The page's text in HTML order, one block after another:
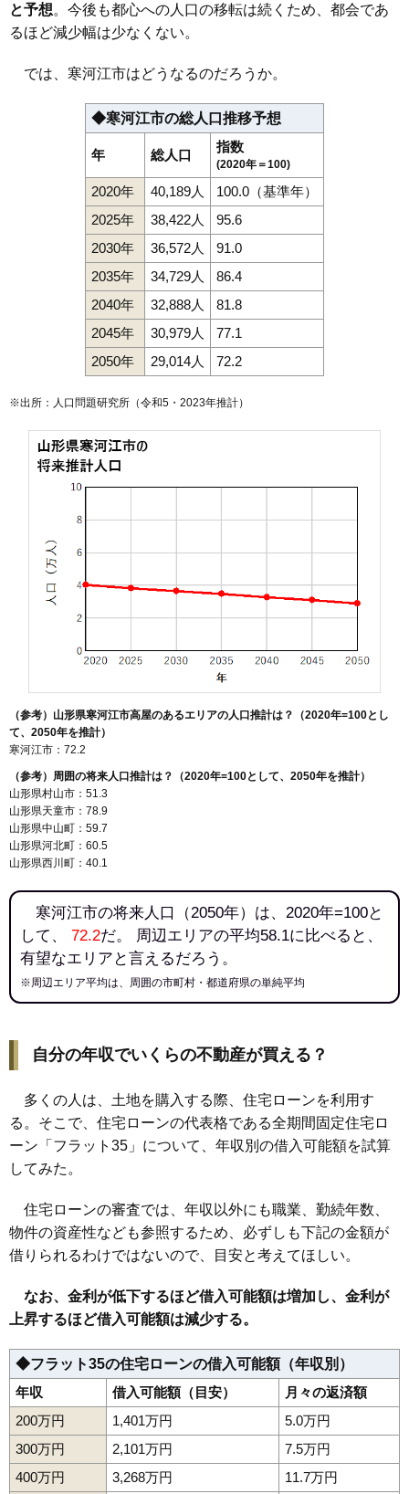
と予想。今後も都心への人口の移転は続くため、都会であ
るほど減少幅は少なくない。
では、寒河江市はどうなるのだろうか。
◆寒河江市の総人口推移予想
年 総人口
指数
(2020年＝100)
2020年 40,189人
100.0（基準年）
2025年
38,422人
95.6
2030年
36,572人
91.0
2035年
34,729人
86.4
2040年
32,888人
81.8
2045年
30,979人
77.1
2050年
29,014人 72.2
※出所：人口問題研究所（令和5・2023年推計）
（参考）山形県寒河江市高屋のあるエリアの人口推計は？（2020年=100とし
て、2050年を推計）
寒河江市：72.2
（参考）周囲の将来人口推計は？（2020年=100として、2050年を推計）
山形県村山市：51.3
山形県天童市：78.9
山形県中山町：59.7
山形県河北町：60.5
山形県西川町：40.1
寒河江市の将来人口（2050年）は、2020年=100と
して、 72.2だ。 周辺エリアの平均58.1に比べると、
有望なエリアと言えるだろう。
※周辺エリア平均は、周囲の市町村・都道府県の単純平均
自分の年収でいくらの不動産が買える？
多くの人は、土地を購入する際、住宅ローンを利用す
る。そこで、住宅ローンの代表格である全期間固定住宅ロ
ーン「フラット35」について、年収別の借入可能額を試算
してみた。
住宅ローンの審査では、年収以外にも職業、勤続年数、
物件の資産性なども参照するため、必ずしも下記の金額が
借りられるわけではないので、目安と考えてほしい。
なお、金利が低下するほど借入可能額は増加し、金利が
上昇するほど借入可能額は減少する。
◆フラット35の住宅ローンの借入可能額（年収別）
年収
借入可能額（目安）
月々の返済額
200万円
1,401万円
5.0万円
300万円
2,101万円
7.5万円
400万円
3,268万円
11.7万円